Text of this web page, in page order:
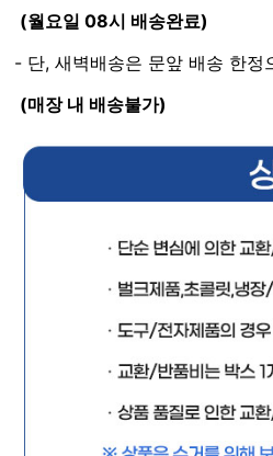
(월요일 08시 배송완료)
- 단, 새벽배송은 문앞 배송 한정
(매장 내 배송불가)